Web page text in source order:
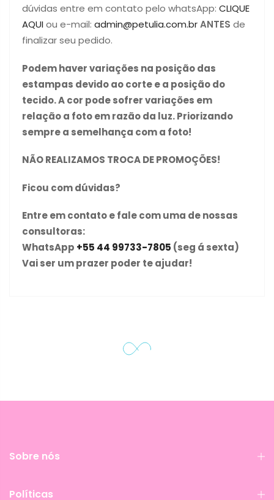
dúvidas entre em contato pelo whatsApp: CLIQUE
AQUIou e-mail: admin@petulia.com.brANTES de
finalizar seu pedido.
Podem haver variações na posição das
estampas devido ao corte e a posição do
tecido. A cor pode sofrer variações em
relação a foto em razão da luz. Priorizando
sempre a semelhança com a foto!
NÃO REALIZAMOS TROCA DE PROMOÇÕES!
Ficou com dúvidas?
Entre em contato e fale com uma de nossas
consultoras:
WhatsApp +55 44 99733-7805 (seg á sexta)
Vai ser um prazer poder te ajudar!
Sobre nós
Políticas